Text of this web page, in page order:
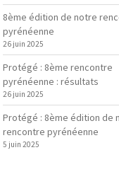
8ème édition de notre
pyrénéenne
26 juin 2025
Protégé : 8ème rencontre
pyrénéenne : résultats
26 juin 2025
Protégé : 8ème édition de
rencontre pyrénéenne
5 juin 2025